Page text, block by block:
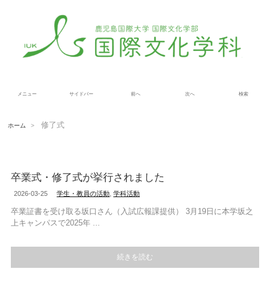
メニュー サイドバー 前へ 次へ 検索
ホーム > 修了式
卒業式・修了式が挙行されました
2026-03-25 学生・教員の活動 学科活動
卒業証書を受け取る坂口さん（入試広報課提供） 3月19日に本学坂之
上キャンパスで2025年 ...
続きを読む